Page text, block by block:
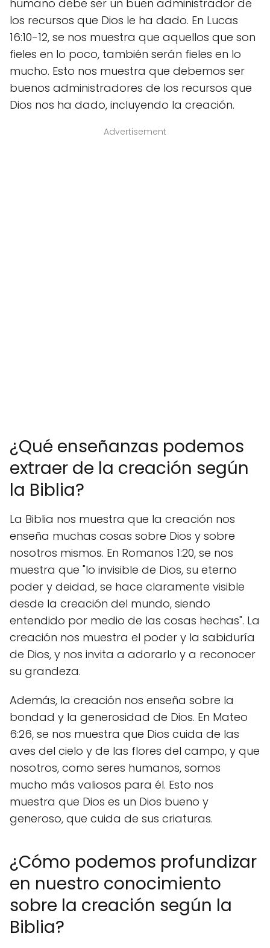
humano debe ser un buen administrador de
los recursos que Dios le ha dado. En Lucas
16:10-12, se nos muestra que aquellos que son
fieles en lo poco, también serán fieles en lo
mucho. Esto nos muestra que debemos ser
buenos administradores de los recursos que
Dios nos ha dado, incluyendo la creación.
Advertisement
¿Qué enseñanzas podemos
extraer de la creación según
la Biblia?
La Biblia nos muestra que la creación nos
enseña muchas cosas sobre Dios y sobre
nosotros mismos. En Romanos 1:20, se nos
muestra que "lo invisible de Dios, su eterno
poder y deidad, se hace claramente visible
desde la creación del mundo, siendo
entendido por medio de las cosas hechas". La
creación nos muestra el poder y la sabiduría
de Dios, y nos invita a adorarlo y a reconocer
su grandeza.
Además, la creación nos enseña sobre la
bondad y la generosidad de Dios. En Mateo
6:26, se nos muestra que Dios cuida de las
aves del cielo y de las flores del campo, y que
nosotros, como seres humanos, somos
mucho más valiosos para él. Esto nos
muestra que Dios es un Dios bueno y
generoso, que cuida de sus criaturas.
¿Cómo podemos profundizar
en nuestro conocimiento
sobre la creación según la
Biblia?